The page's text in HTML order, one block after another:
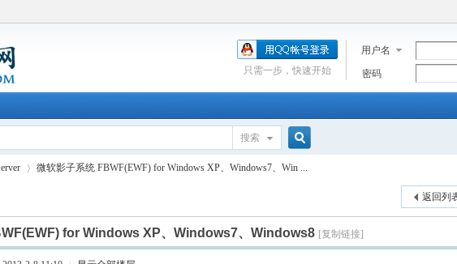
用户名
密码
只需一步，快速开始
搜索
索
›
微软影子系统 FBWF(EWF) for Windows XP、Windows7、Win ...
返回列
for Windows XP、Windows7、Windows8 [复制链接]